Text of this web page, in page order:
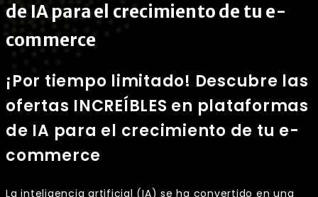
de IA para el crecimiento de tu e-
commerce
¡Por tiempo limitado! Descubre las
ofertas INCREÍBLES en plataformas
de IA para el crecimiento de tu e-
commerce
La inteligencia artificial (IA) se ha convertido en una